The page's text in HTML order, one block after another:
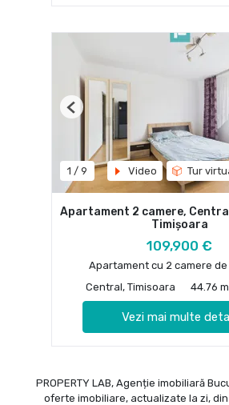
1 / 9 Video Tur
Previous
Apartament 2 camere,
Timișoara
109,900 €
Apartament cu 2 camere
Central, Timisoara
44.76
Vezi mai multe
PROPERTY LAB, Agenție imobiliară
oferte imobiliare, actualizate la zi,